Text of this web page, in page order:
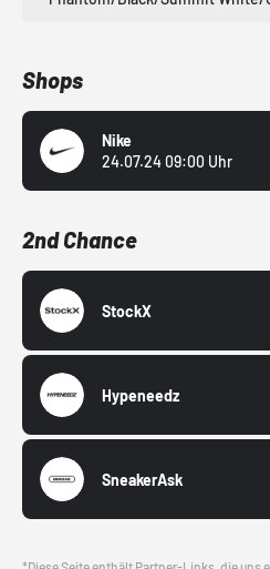
Shops
Nike
24.07.24 09:00 Uhr
2nd Chance
StockX
Hypeneedz
SneakerAsk